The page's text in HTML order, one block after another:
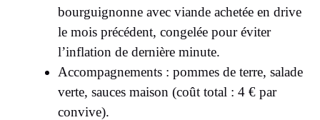
bourguignonne avec viande achetée en drive
le mois précédent, congelée pour éviter
l’inflation de dernière minute.
Accompagnements : pommes de terre, salade
verte, sauces maison (coût total : 4 € par
convive).